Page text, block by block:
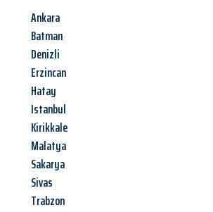
Ankara
Batman
Denizli
Erzincan
Hatay
Istanbul
Kirikkale
Malatya
Sakarya
Sivas
Trabzon